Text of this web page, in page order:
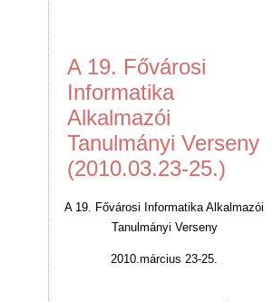
A 19. Fővárosi
Informatika
Alkalmazói
Tanulmányi Verseny
(2010.03.23-25.)
A 19. Fővárosi Informatika Alkalmazói
Tanulmányi Verseny
2010.március 23-25.